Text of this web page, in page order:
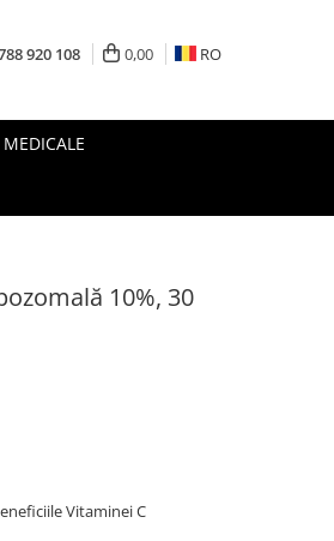
920 108 0,00 RO
10%, 30
Vitaminei C